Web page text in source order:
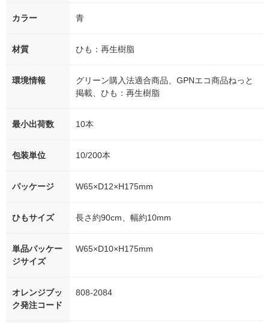
カラー 青
材質 ひも：再生樹脂
環境情報
グリーン購入法適合商品、GPNエコ商品ねっと
掲載、ひも：再生樹脂
最小出荷数 10本
包装単位 10/200本
パッケージ W65×D12×H175mm
ひもサイズ 長さ約90cm、幅約10mm
単品パッケー
ジサイズ
W65×D10×H175mm
オレンジブッ
ク発注コード
808-2084